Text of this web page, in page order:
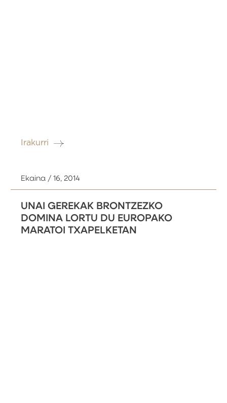
Irakurri
Ekaina / 16, 2014
UNAI GEREKAK BRONTZEZKO
DOMINA LORTU DU EUROPAKO
MARATOI TXAPELKETAN